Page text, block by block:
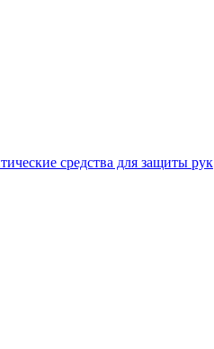
средства для защиты рук